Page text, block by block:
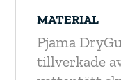
MATERIAL
Pjama
tillverkade